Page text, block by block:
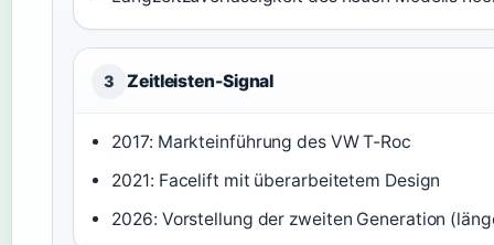
3 Zeitleisten-Signal
2017: Markteinführung des VW T-Roc
2021: Facelift mit überarbeitetem Design
2026: Vorstellung der zweiten Generation